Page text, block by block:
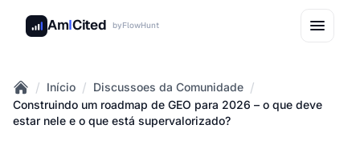
AmICited byFlowHunt
Home
/ Início / Discussoes da Comunidade /
Construindo um roadmap de GEO para 2026 – o que deve
estar nele e o que está supervalorizado?